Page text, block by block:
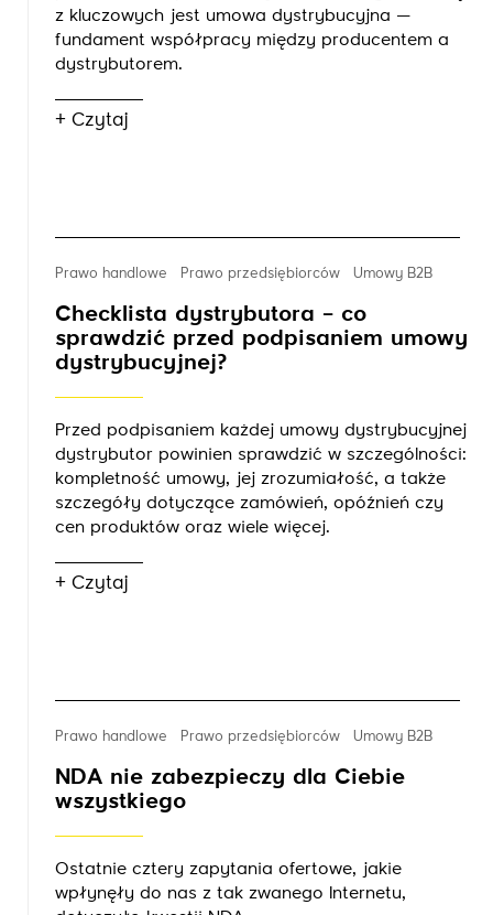
z kluczowych jest umowa dystrybucyjna —
fundament współpracy między producentem a
dystrybutorem.
+ Czytaj
Prawo handlowe Prawo przedsiębiorców Umowy B2B
Checklista dystrybutora – co
sprawdzić przed podpisaniem umowy
dystrybucyjnej?
Przed podpisaniem każdej umowy dystrybucyjnej
dystrybutor powinien sprawdzić w szczególności:
kompletność umowy, jej zrozumiałość, a także
szczegóły dotyczące zamówień, opóźnień czy
cen produktów oraz wiele więcej.
+ Czytaj
Prawo handlowe Prawo przedsiębiorców Umowy B2B
NDA nie zabezpieczy dla Ciebie
wszystkiego
Ostatnie cztery zapytania ofertowe, jakie
wpłynęły do nas z tak zwanego Internetu,